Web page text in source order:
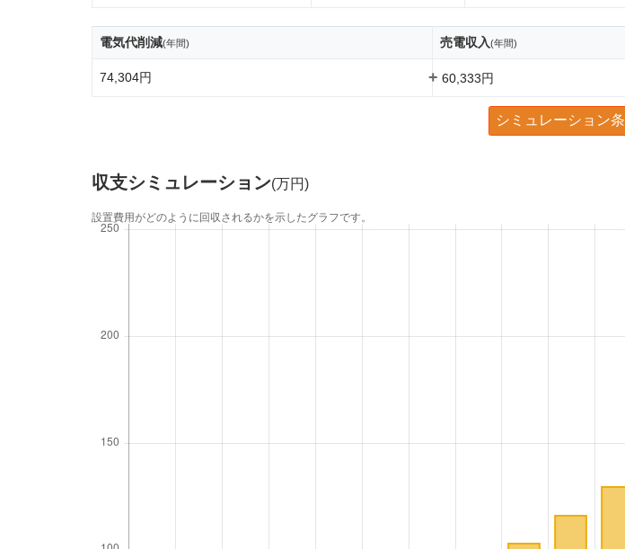
電気代削減(年間) 売電収入(年間)
74,304円 + 60,333円
シミュレーション
収支シミュレーション(万円)
設置費用がどのように回収されるかを示したグラフです。